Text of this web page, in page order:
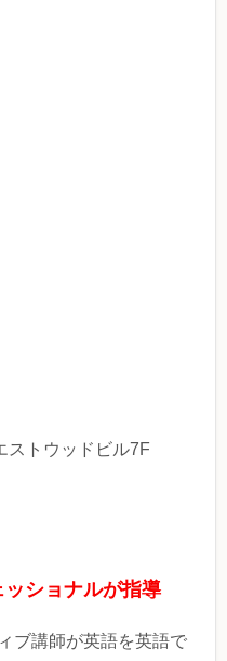
ストウッドビル7F
ショナルが指導
ブ講師が英語を英語で